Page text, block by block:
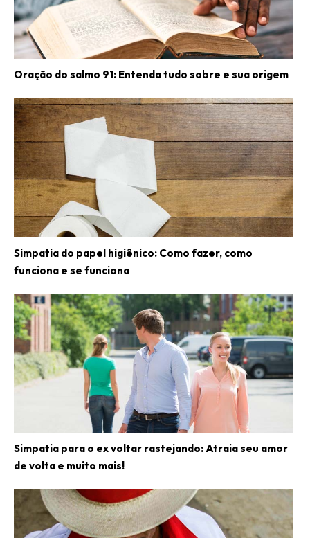
Oração do salmo 91: Entenda tudo sobre e sua origem
Simpatia do papel higiênico: Como fazer, como
funciona e se funciona
Simpatia para o ex voltar rastejando: Atraia seu amor
de volta e muito mais!